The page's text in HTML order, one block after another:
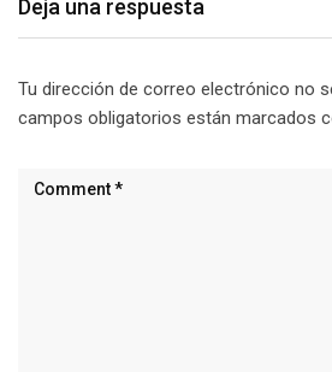
Deja una respuesta
Tu dirección de correo electrónico no
campos obligatorios están marcados